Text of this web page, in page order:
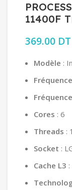
11400F
369.00 DT
Modèle :
Cores : 6
Threads :
Socket :
Cache L3